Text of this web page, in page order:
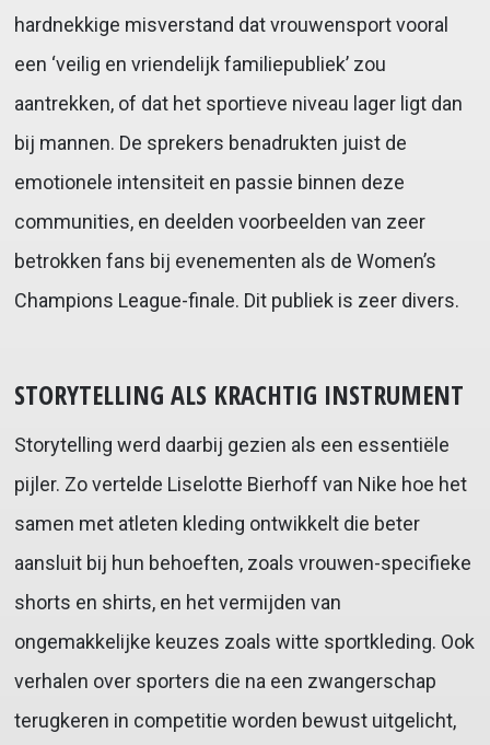
hardnekkige misverstand dat vrouwensport vooral
een ‘veilig en vriendelijk familiepubliek’ zou
aantrekken, of dat het sportieve niveau lager ligt dan
bij mannen. De sprekers benadrukten juist de
emotionele intensiteit en passie binnen deze
communities, en deelden voorbeelden van zeer
betrokken fans bij evenementen als de Women’s
Champions League-finale. Dit publiek is zeer divers.
STORYTELLING ALS KRACHTIG INSTRUMENT
Storytelling werd daarbij gezien als een essentiële
pijler. Zo vertelde Liselotte Bierhoff van Nike hoe het
samen met atleten kleding ontwikkelt die beter
aansluit bij hun behoeften, zoals vrouwen-specifieke
shorts en shirts, en het vermijden van
ongemakkelijke keuzes zoals witte sportkleding. Ook
verhalen over sporters die na een zwangerschap
terugkeren in competitie worden bewust uitgelicht,